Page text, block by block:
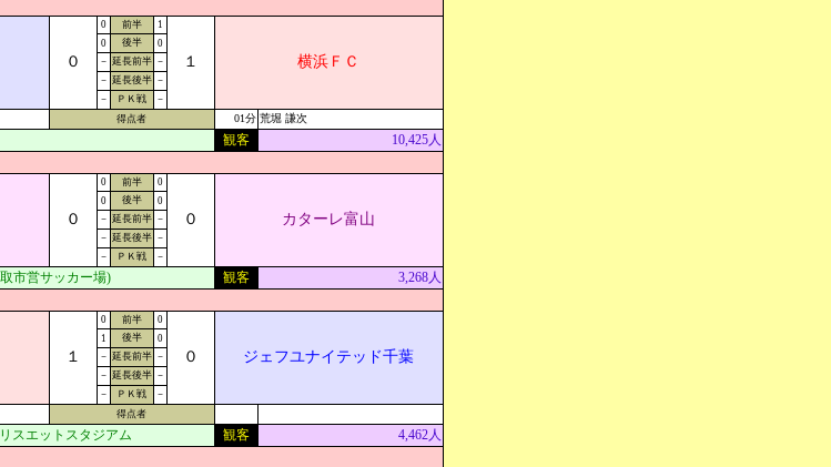
０
0 前半 1
１ 横浜ＦＣ
0 後半
0
－ 延長前半 －
－ 延長後半 －
－
ＰＫ戦
－
得点者
01分 荒堀 謙次
観客
10,425人
０
0 前半 0
０ カターレ富山
0 後半
0
－ 延長前半 －
－ 延長後半 －
－
ＰＫ戦 －
市営サッカー場) 観客
3,268人
１
0 前半 0
０ ジェフユナイテッド千葉
1 後半
0
－ 延長前半 －
－ 延長後半 －
－
ＰＫ戦 －
得点者
スエットスタジアム 観客
4,462人